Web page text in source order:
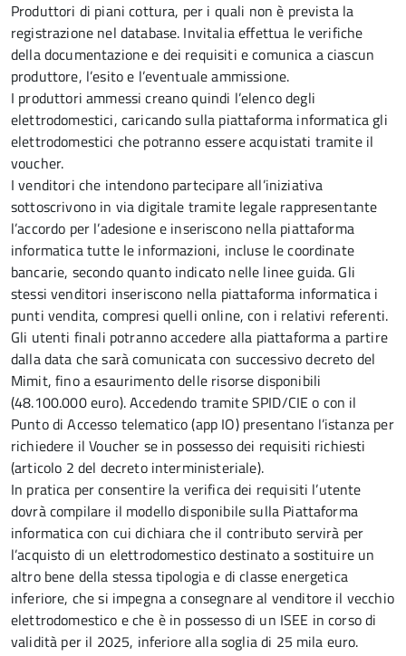
Produttori di piani cottura, per i quali non è prevista la
registrazione nel database. Invitalia effettua le verifiche
della documentazione e dei requisiti e comunica a ciascun
produttore, l’esito e l’eventuale ammissione.
I produttori ammessi creano quindi l’elenco degli
elettrodomestici, caricando sulla piattaforma informatica gli
elettrodomestici che potranno essere acquistati tramite il
voucher.
I venditori che intendono partecipare all’iniziativa
sottoscrivono in via digitale tramite legale rappresentante
l’accordo per l’adesione e inseriscono nella piattaforma
informatica tutte le informazioni, incluse le coordinate
bancarie, secondo quanto indicato nelle linee guida. Gli
stessi venditori inseriscono nella piattaforma informatica i
punti vendita, compresi quelli online, con i relativi referenti.
Gli utenti finali potranno accedere alla piattaforma a partire
dalla data che sarà comunicata con successivo decreto del
Mimit, fino a esaurimento delle risorse disponibili
(48.100.000 euro). Accedendo tramite SPID/CIE o con il
Punto di Accesso telematico (app IO) presentano l’istanza per
richiedere il Voucher se in possesso dei requisiti richiesti
(articolo 2 del decreto interministeriale).
In pratica per consentire la verifica dei requisiti l’utente
dovrà compilare il modello disponibile sulla Piattaforma
informatica con cui dichiara che il contributo servirà per
l’acquisto di un elettrodomestico destinato a sostituire un
altro bene della stessa tipologia e di classe energetica
inferiore, che si impegna a consegnare al venditore il vecchio
elettrodomestico e che è in possesso di un ISEE in corso di
validità per il 2025, inferiore alla soglia di 25 mila euro.